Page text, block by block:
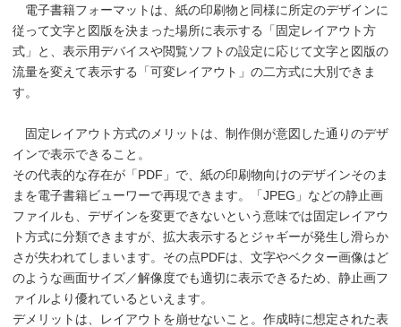
電子書籍フォーマットは、紙の印刷物と同様に所定のデザインに
従って文字と図版を決まった場所に表示する「固定レイアウト方
式」と、表示用デバイスや閲覧ソフトの設定に応じて文字と図版の
流量を変えて表示する「可変レイアウト」の二方式に大別できま
す。
固定レイアウト方式のメリットは、制作側が意図した通りのデザ
インで表示できること。
その代表的な存在が「PDF」で、紙の印刷物向けのデザインそのま
まを電子書籍ビューワーで再現できます。「JPEG」などの静止画
ファイルも、デザインを変更できないという意味では固定レイアウ
ト方式に分類できますが、拡大表示するとジャギーが発生し滑らか
さが失われてしまいます。その点PDFは、文字やベクター画像はど
のような画面サイズ／解像度でも適切に表示できるため、静止画フ
ァイルより優れているといえます。
デメリットは、レイアウトを崩せないこと。作成時に想定された表